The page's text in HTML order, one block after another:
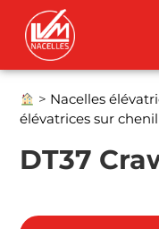
> Nacelles
élévatrices sur
DT37